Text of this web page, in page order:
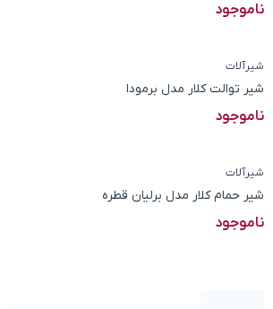
ناموجود
شیرآلات
شیر توالت کلار مدل برمودا
ناموجود
شیرآلات
شیر حمام کلار مدل برلیان قطره
ناموجود